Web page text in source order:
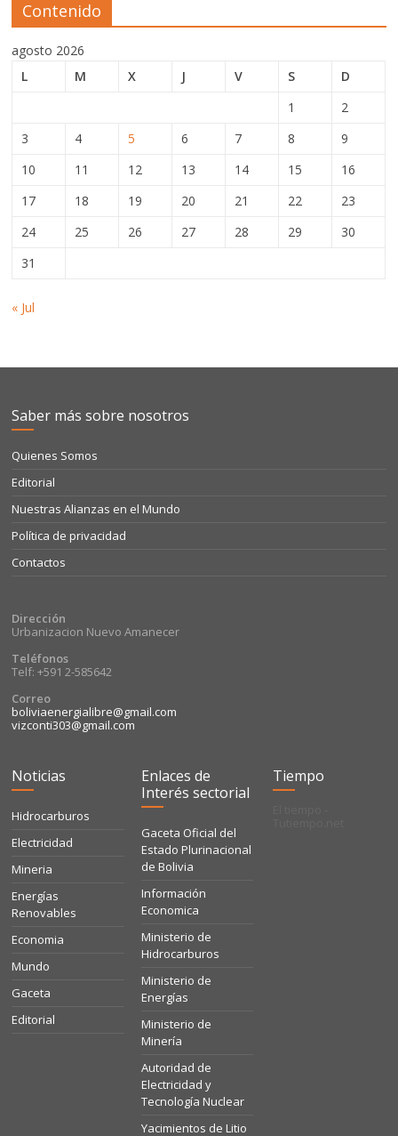
Contenido
agosto 2026
L
M X J V S
D
1
2
3
4 5 6 7 8
9
10
11 12 13 14 15
16
17
18 19 20 21 22
23
24
25 26 27 28 29
30
31
« Jul
Saber más sobre nosotros
Quienes Somos
Editorial
Nuestras Alianzas en el Mundo
Política de privacidad
Contactos
Dirección
Urbanizacion Nuevo Amanecer
Teléfonos
Telf: +591 2-585642
Correo
boliviaenergialibre@gmail.com
vizconti303@gmail.com
Noticias
Hidrocarburos
Electricidad
Mineria
Energías
Renovables
Economia
Mundo
Gaceta
Editorial
Enlaces de
Interés sectorial
Gaceta Oficial del
Estado Plurinacional
de Bolivia
Información
Economica
Ministerio de
Hidrocarburos
Ministerio de
Energías
Ministerio de
Minería
Autoridad de
Electricidad y
Tecnología Nuclear
Yacimientos de Litio
Tiempo